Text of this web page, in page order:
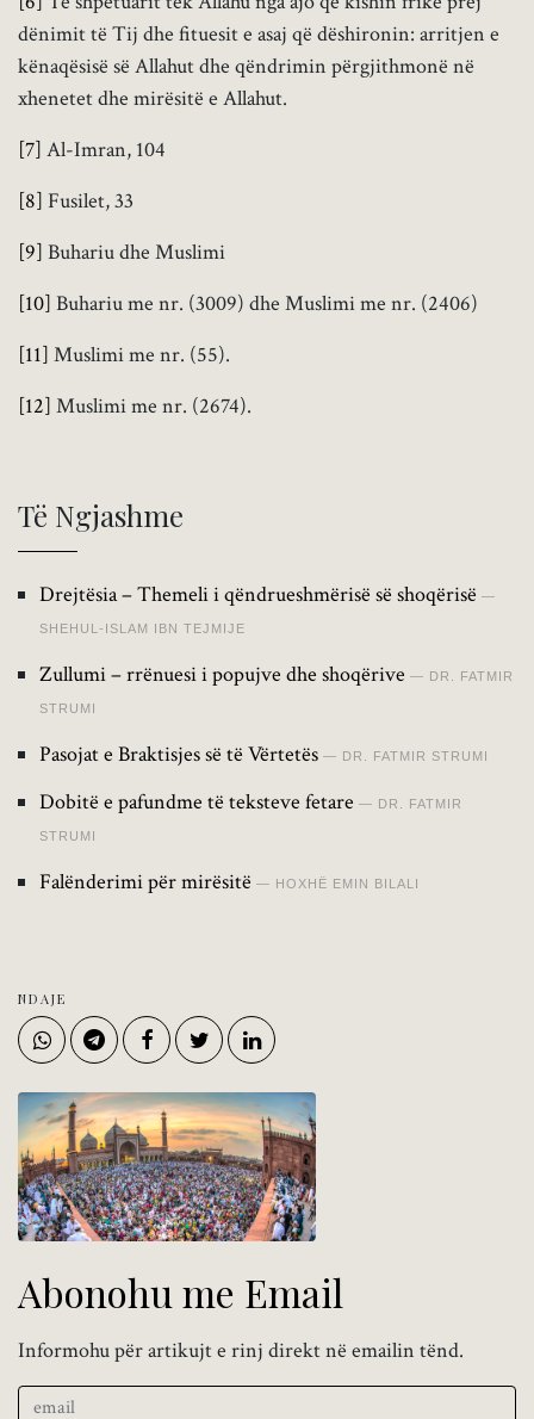
dënimit të Tij dhe fituesit e asaj që dëshironin: arritjen e
kënaqësisë së Allahut dhe qëndrimin përgjithmonë në
xhenetet dhe mirësitë e Allahut.
[7] Al-Imran, 104
[8] Fusilet, 33
[9] Buhariu dhe Muslimi
[10] Buhariu me nr. (3009) dhe Muslimi me nr. (2406)
[11] Muslimi me nr. (55).
[12] Muslimi me nr. (2674).
Të Ngjashme
Drejtësia – Themeli i qëndrueshmërisë së shoqërisë
SHEHUL-ISLAM IBN TEJMIJE
Zullumi – rrënuesi i popujve dhe shoqërive DR. FATMIR
STRUMI
Pasojat e Braktisjes së të Vërtetës DR. FATMIR STRUMI
Dobitë e pafundme të teksteve fetare DR. FATMIR
STRUMI
Falënderimi për mirësitë HOXHË EMIN BILALI
NDAJE
Abonohu me Email
Informohu për artikujt e rinj direkt në emailin tënd.